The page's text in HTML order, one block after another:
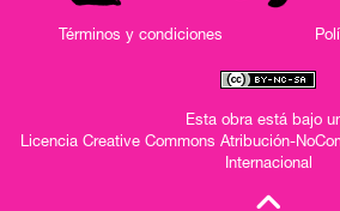
Términos y condiciones
Esta obra está bajo
Licencia Creative Commons Atribución-
Internacional